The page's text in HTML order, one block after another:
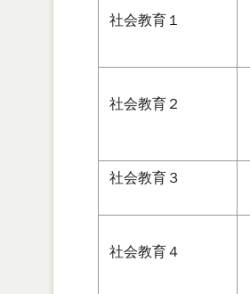
社会教育１
社会教育２
社会教育３
社会教育４